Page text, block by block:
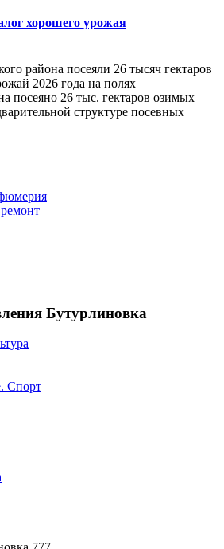
хорошего урожая
района посеяли 26 тысяч гектаров
2026 года на полях
посеяно 26 тыс. гектаров озимых
структуре посевных
Бутурлиновка
Спорт